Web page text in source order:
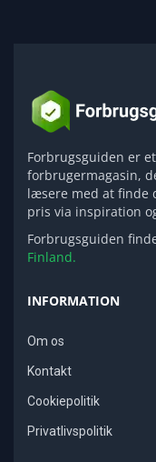
Forbrugsguiden er
forbrugermagasin,
læsere med at finde
pris via inspiration
Forbrugsguiden
Finland.
INFORMATION
Om os
Kontakt
Cookiepolitik
Privatlivspolitik